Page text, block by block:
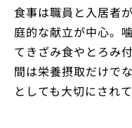
食事は職員と入居者
庭的な献立が中心。
てきざみ食やとろみ
間は栄養摂取だけで
としても大切にされて